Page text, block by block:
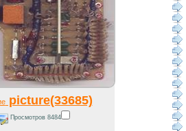
picture(33685)
Просмотров 8484